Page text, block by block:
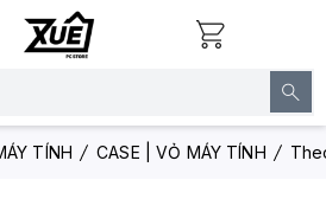
TÍNH CASE | VỎ MÁY TÍNH